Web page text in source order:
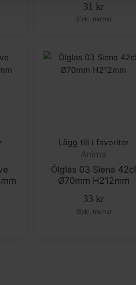
31 kr
(Exkl. moms)
Lägg till i favoriter
Anima
Ölglas 03 Siena 42cl
Ø70mm H212mm
33 kr
(Exkl. moms)